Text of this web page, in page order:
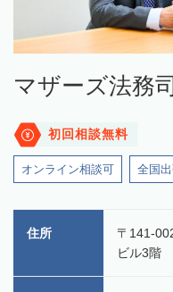
マザーズ法務
初回相談無料
オンライン相談可 全国
住所
〒141-
ビル3階